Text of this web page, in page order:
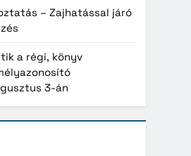
– Zajhatással járó
a régi, könyv
3-án